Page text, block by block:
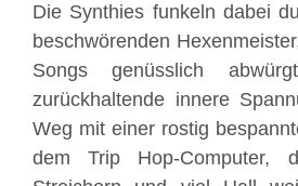
Die Synthies funkeln dabei
beschwörenden
Songs genüsslich
zurückhaltende innere
Weg mit einer rostig
dem Trip Hop-Computer,